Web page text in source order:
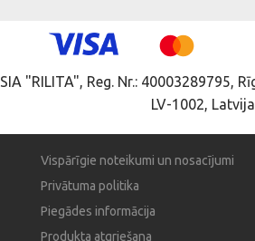
SIA "RILITA", Reg. Nr.: 40003289795,
LV-1002, Latvija
Vispārīgie noteikumi un nosacījumi
Privātuma politika
Piegādes informācija
Produkta atgriešana